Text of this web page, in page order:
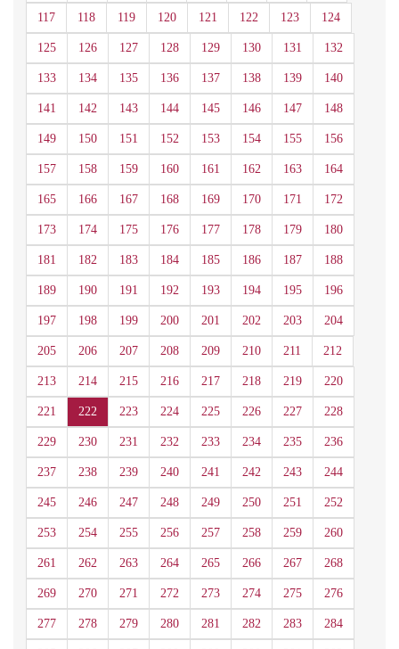
117 118 119 120 121 122 123 124
125 126 127 128 129 130 131 132
133 134 135 136 137 138 139 140
141 142 143 144 145 146 147 148
149 150 151 152 153 154 155 156
157 158 159 160 161 162 163 164
165 166 167 168 169 170 171 172
173 174 175 176 177 178 179 180
181 182 183 184 185 186 187 188
189 190 191 192 193 194 195 196
197 198 199 200 201 202 203 204
205 206 207 208 209 210 211 212
213 214 215 216 217 218 219 220
221 222 223 224 225 226 227 228
229 230 231 232 233 234 235 236
237 238 239 240 241 242 243 244
245 246 247 248 249 250 251 252
253 254 255 256 257 258 259 260
261 262 263 264 265 266 267 268
269 270 271 272 273 274 275 276
277 278 279 280 281 282 283 284